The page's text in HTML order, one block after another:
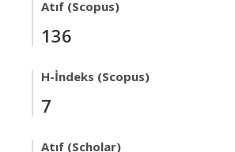
Atıf (Scopus)
136
H-İndeks (Scopus)
7
Atıf (Scholar)